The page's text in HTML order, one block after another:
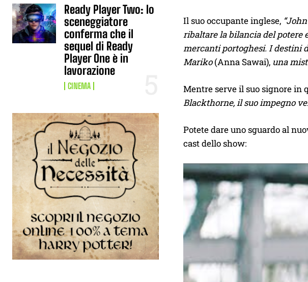
Ready Player Two: lo
sceneggiatore
conferma che il
sequel di Ready
Player One è in
lavorazione
CINEMA
Il suo occupante inglese,
ribaltare la bilancia del potere
mercanti portoghesi. I destini
Mariko(Anna Sawai), una
Mentre serve il suo signore in
Blackthorne, il suo impegno
Potete dare uno sguardo al
cast dello show: